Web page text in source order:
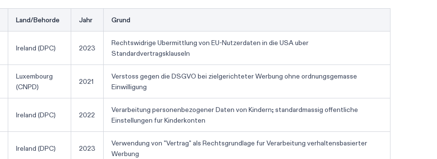
Land/Behorde Jahr Grund
Ireland (DPC) 2023
Rechtswidrige Ubermittlung von EU-Nutzerdaten in die USA uber
Standardvertragsklauseln
Luxembourg
(CNPD)
2021
Verstoss gegen die DSGVO bei zielgerichteter Werbung ohne ordnungsgemasse
Einwilligung
Ireland (DPC) 2022
Verarbeitung personenbezogener Daten von Kindern; standardmassig offentliche
Einstellungen fur Kinderkonten
Ireland (DPC) 2023
Verwendung von "Vertrag" als Rechtsgrundlage fur Verarbeitung verhaltensbasierter
Werbung